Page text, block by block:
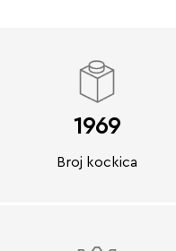
1969
Broj kockica